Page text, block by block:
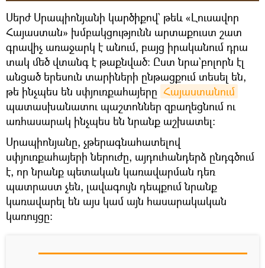
Սերժ Սրապիոնյանի կարծիքով` թեև «Լուսավոր
Հայաստան» խմբակցությունն արտաքուստ շատ
գրավիչ առաջարկ է անում, բայց իրականում դրա
տակ մեծ վտանգ է թաքնված։ Ըստ նրա`բոլորն էլ
անցած երեսուն տարիների ընթացքում տեսել են,
թե ինչպես են սփյուռքահայերը Հայաստանում
պատասխանատու պաշտոններ զբաղեցնում ու
առհասարակ ինչպես են նրանք աշխատել։
Սրապիոնյանը, չթերագնահատելով
սփյուռքահայերի ներուժը, այդուհանդերձ ընդգծում
է, որ նրանք պետական կառավարման դեռ
պատրաստ չեն, լավագույն դեպքում նրանք
կառավարել են այս կամ այն հասարակական
կառույցը։